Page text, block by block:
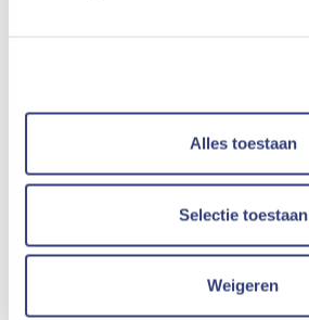
Alles toestaan
Selectie toestaan
Weigeren
Storm en Q8 openen eerste
snellaadstation met